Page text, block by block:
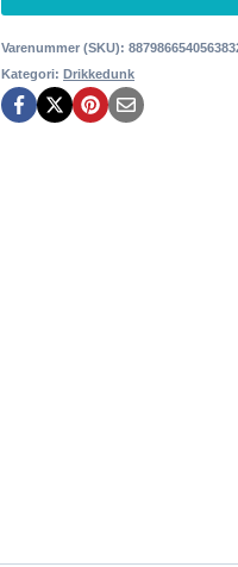
Varenummer (SKU):
Kategori:Drikkedunk